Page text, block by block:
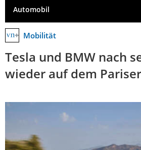
Automobil
Mobilität
Tesla und BMW nach
wieder auf dem